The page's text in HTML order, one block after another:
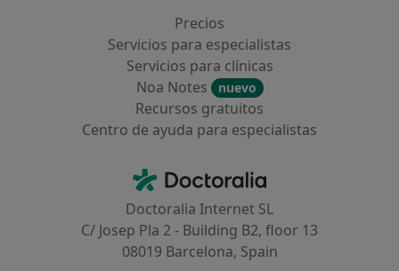
Precios
Servicios para especialistas
Servicios para clínicas
Noa Notes
nuevo
Recursos gratuitos
Centro de ayuda para especialistas
Doctoralia - Página de inicio
Doctoralia Internet SL
C/ Josep Pla 2 - Building B2, floor 13
08019 Barcelona, Spain